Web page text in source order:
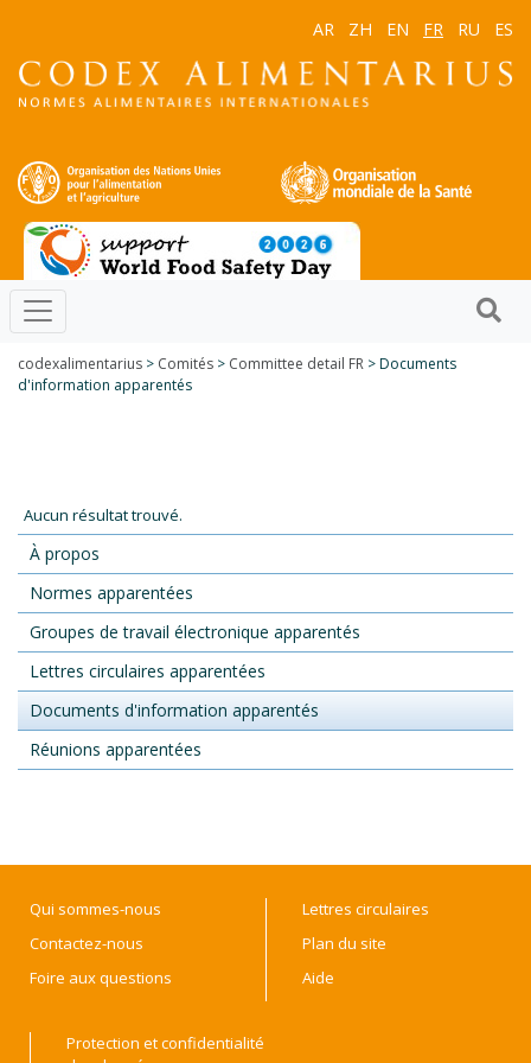
AR ZH EN FR RU ES
codexalimentarius > Comités > Committee detail FR > Documents
d'information apparentés
Aucun résultat trouvé.
À propos
Normes apparentées
Groupes de travail électronique apparentés
Lettres circulaires apparentées
Documents d'information apparentés
Réunions apparentées
Qui sommes-nous
Contactez-nous
Foire aux questions
Lettres circulaires
Plan du site
Aide
Protection et confidentialité